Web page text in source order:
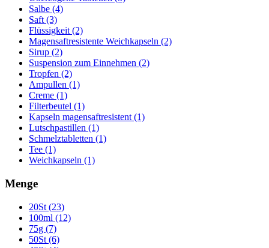
Salbe (4)
Saft (3)
Flüssigkeit (2)
Magensaftresistente Weichkapseln (2)
Sirup (2)
Suspension zum Einnehmen (2)
Tropfen (2)
Ampullen (1)
Creme (1)
Filterbeutel (1)
Kapseln magensaftresistent (1)
Lutschpastillen (1)
Schmelztabletten (1)
Tee (1)
Weichkapseln (1)
Menge
20St (23)
100ml (12)
75g (7)
50St (6)